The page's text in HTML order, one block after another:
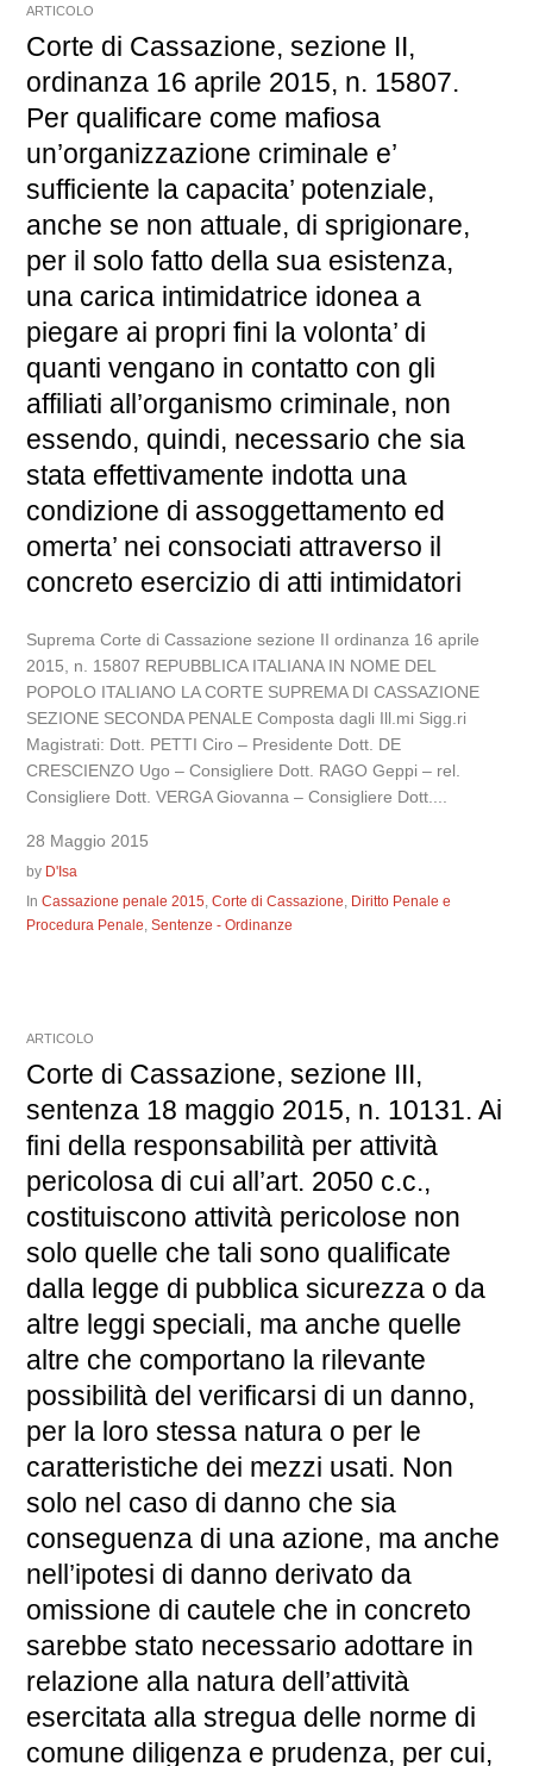
ARTICOLO
Corte di Cassazione, sezione II,
ordinanza 16 aprile 2015, n. 15807.
Per qualificare come mafiosa
un’organizzazione criminale e’
sufficiente la capacita’ potenziale,
anche se non attuale, di sprigionare,
per il solo fatto della sua esistenza,
una carica intimidatrice idonea a
piegare ai propri fini la volonta’ di
quanti vengano in contatto con gli
affiliati all’organismo criminale, non
essendo, quindi, necessario che sia
stata effettivamente indotta una
condizione di assoggettamento ed
omerta’ nei consociati attraverso il
concreto esercizio di atti intimidatori
Suprema Corte di Cassazione sezione II ordinanza 16 aprile
2015, n. 15807 REPUBBLICA ITALIANA IN NOME DEL
POPOLO ITALIANO LA CORTE SUPREMA DI CASSAZIONE
SEZIONE SECONDA PENALE Composta dagli Ill.mi Sigg.ri
Magistrati: Dott. PETTI Ciro – Presidente Dott. DE
CRESCIENZO Ugo – Consigliere Dott. RAGO Geppi – rel.
Consigliere Dott. VERGA Giovanna – Consigliere Dott....
28 Maggio 2015
by D'Isa
InCassazione penale 2015,Corte di Cassazione, Diritto Penale e
Procedura Penale,Sentenze - Ordinanze
ARTICOLO
Corte di Cassazione, sezione III,
sentenza 18 maggio 2015, n. 10131. Ai
fini della responsabilità per attività
pericolosa di cui all’art. 2050 c.c.,
costituiscono attività pericolose non
solo quelle che tali sono qualificate
dalla legge di pubblica sicurezza o da
altre leggi speciali, ma anche quelle
altre che comportano la rilevante
possibilità del verificarsi di un danno,
per la loro stessa natura o per le
caratteristiche dei mezzi usati. Non
solo nel caso di danno che sia
conseguenza di una azione, ma anche
nell’ipotesi di danno derivato da
omissione di cautele che in concreto
sarebbe stato necessario adottare in
relazione alla natura dell’attività
esercitata alla stregua delle norme di
comune diligenza e prudenza, per cui,